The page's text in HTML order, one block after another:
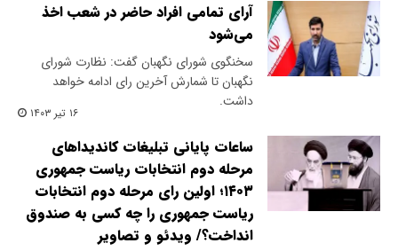
آرای تمامی افراد حاضر در شعب اخذ
می‌شود
سخنگوی شورای نگهبان گفت: نظارت شورای
نگهبان تا شمارش آخرین رای ادامه خواهد
داشت.
۱۶ تیر ۱۴۰۳
ساعات پایانی تبلیغات کاندیداهای
مرحله دوم انتخابات ریاست جمهوری
۱۴۰۳؛ اولین رای مرحله دوم انتخابات
ریاست جمهوری را چه کسی به صندوق
انداخت؟/ ویدئو و تصاویر